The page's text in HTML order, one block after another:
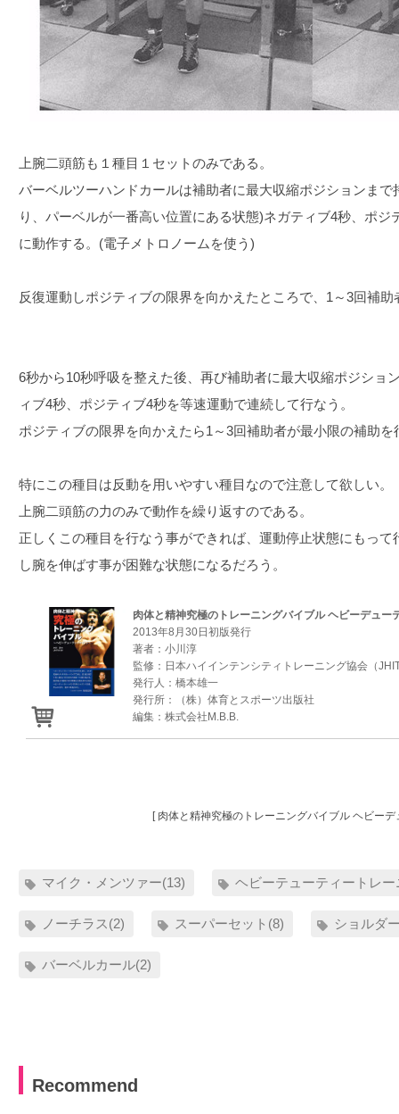
上腕二頭筋も１種目１セットのみである。
バーベルツーハンドカールは補助者に最大収縮ポジションま
り、パーベルが一番高い位置にある状態)ネガティブ4秒、ポ
に動作する。(電子メトロノームを使う)
反復運動しポジティブの限界を向かえたところで、1～3回補
6秒から10秒呼吸を整えた後、再び補助者に最大収縮ポジショ
ィブ4秒、ポジティブ4秒を等速運動で連続して行なう。
ポジティブの限界を向かえたら1～3回補助者が最小限の補助を
特にこの種目は反動を用いやすい種目なので注意して欲しい。
上腕二頭筋の力のみで動作を繰り返すのである。
正しくこの種目を行なう事ができれば、運動停止状態にもっ
し腕を伸ばす事が困難な状態になるだろう。
肉体と精神究極のトレーニングバイブル ヘビーデュー
2013年8月30日初版発行
著者：小川淳
監修：日本ハイインテンシティトレーニング協会（
発行人：橋本雄一
発行所：（株）体育とスポーツ出版社
編集：株式会社M.B.B.
[ 肉体と精神究極のトレーニングバイブル ヘビー
マイク・メンツァー(13) ヘビーテューティートレ
ノーチラス(2) スーパーセット(8) ショルダ
バーベルカール(2)
Recommend